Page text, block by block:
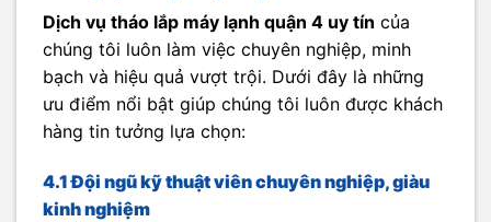
Dịch vụ tháo lắp máy lạnh quận 4 uy tín của
chúng tôi luôn làm việc chuyên nghiệp, minh
bạch và hiệu quả vượt trội. Dưới đây là những
ưu điểm nổi bật giúp chúng tôi luôn được khách
hàng tin tưởng lựa chọn:
4.1 Đội ngũ kỹ thuật viên chuyên nghiệp, giàu
kinh nghiệm